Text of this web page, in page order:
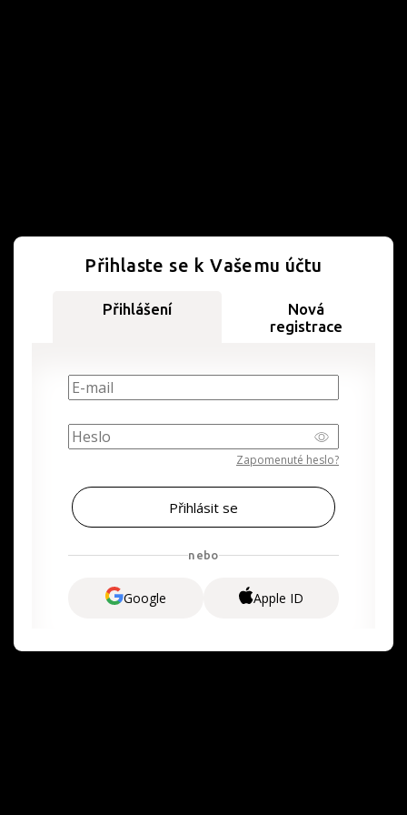
Přihlaste se k Vašemu účtu
Přihlášení
Nová
registrace
Zapomenuté heslo?
nebo
Google Apple ID